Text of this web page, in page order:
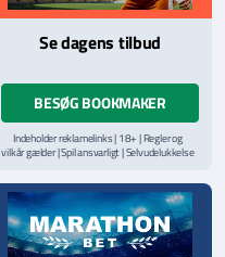
Se dagens tilbud
BESØG BOOKMAKER
Indeholder reklamelinks | 18+ | Regler og
vilkår gælder | Spil ansvarligt | Selvudelukkelse
hjælpelinje påStopSpillet.dk
Læs vilkår og betingelserher